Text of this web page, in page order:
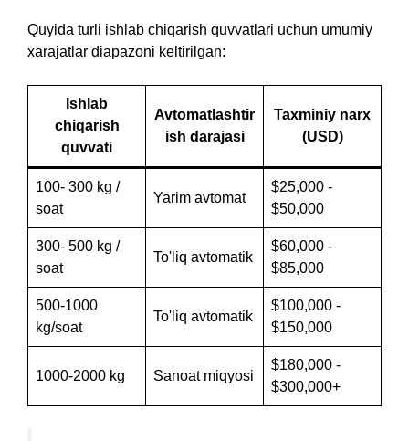
Quyida turli ishlab chiqarish quvvatlari uchun umumiy
xarajatlar diapazoni keltirilgan:
Ishlab
chiqarish
quvvati
Avtomatlashtir
ish darajasi
Taxminiy narx
(USD)
100- 300 kg /
soat
Yarim avtomat
$25,000 -
$50,000
300- 500 kg /
soat
To'liq avtomatik
$60,000 -
$85,000
500-1000
kg/soat
To'liq avtomatik
$100,000 -
$150,000
1000-2000 kg Sanoat miqyosi
$180,000 -
$300,000+